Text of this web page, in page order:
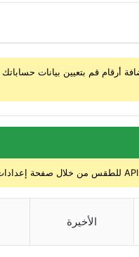
أرقام قم بتعيين بيانات
الأخيرة